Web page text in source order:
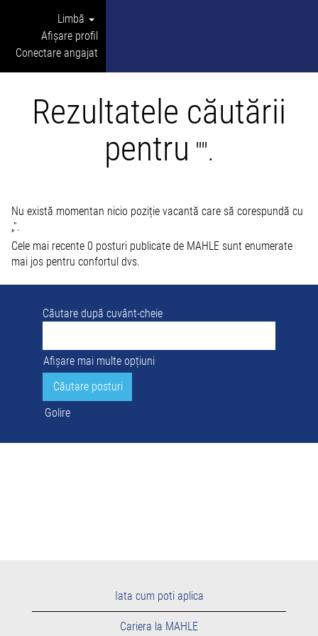
Limbă
Afișare profil
Conectare angajat
Rezultatele căutării
pentru "".
Nu există momentan nicio poziție vacantă care să corespundă cu
„”.
Cele mai recente 0 posturi publicate de MAHLE sunt enumerate
mai jos pentru confortul dvs.
Căutare după cuvânt-cheie
Afișare mai multe opțiuni
Golire
Iata cum poti aplica
Cariera la MAHLE